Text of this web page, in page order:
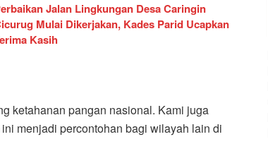
Jalan Lingkungan Desa Caringin
Mulai Dikerjakan, Kades Parid Ucapkan
Kasih
ketahanan pangan nasional. Kami juga
menjadi percontohan bagi wilayah lain di